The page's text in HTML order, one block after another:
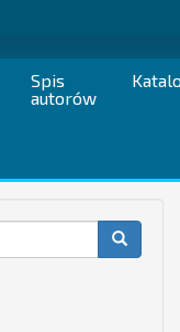
Spis
autorów